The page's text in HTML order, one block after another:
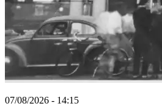
07/08/2026 - 14:15